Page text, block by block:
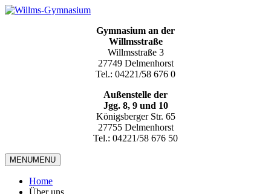
Gymnasium an der
Willmsstraße
Willmsstraße 3
27749 Delmenhorst
Tel.: 04221/58 676 0
Außenstelle der
Jgg. 8, 9 und 10
Königsberger Str. 65
27755 Delmenhorst
Tel.: 04221/58 676 50
MENUMENU
Home
Über uns